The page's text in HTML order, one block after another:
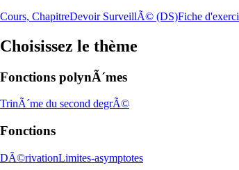
Cours, ChapitreDevoir SurveillÃ© (DS)Fiche
Choisissez le thème
Fonctions polynÃ´mes
TrinÃ´me du second degrÃ©
Fonctions
DÃ©rivationLimites-asymptotes